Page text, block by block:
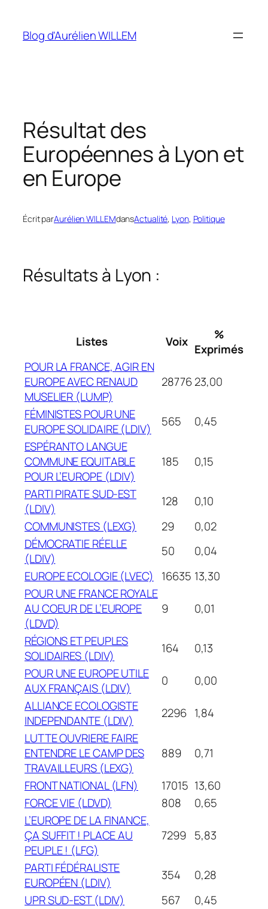
contenu
Blog d'Aurélien WILLEM
Résultat des
Européennes à Lyon et
en Europe
Écrit parAurélien WILLEMdansActualité, Lyon, Politique
Résultats à Lyon :
Listes Voix
%
Exprimés
POUR LA FRANCE, AGIR EN
EUROPE AVEC RENAUD
MUSELIER (LUMP)
28776 23,00
FÉMINISTES POUR UNE
EUROPE SOLIDAIRE (LDIV)
565
0,45
ESPÉRANTO LANGUE
COMMUNE EQUITABLE
POUR L’EUROPE (LDIV)
185 0,15
PARTI PIRATE SUD-EST
(LDIV)
128
0,10
COMMUNISTES (LEXG)
29
0,02
DÉMOCRATIE RÉELLE
(LDIV)
50
0,04
EUROPE ECOLOGIE (LVEC)
16635 13,30
POUR UNE FRANCE ROYALE
AU COEUR DE L’EUROPE
(LDVD)
9 0,01
RÉGIONS ET PEUPLES
SOLIDAIRES (LDIV)
164
0,13
POUR UNE EUROPE UTILE
AUX FRANÇAIS (LDIV)
0
0,00
ALLIANCE ECOLOGISTE
INDEPENDANTE (LDIV)
2296 1,84
LUTTE OUVRIERE FAIRE
ENTENDRE LE CAMP DES
TRAVAILLEURS (LEXG)
889 0,71
FRONT NATIONAL (LFN) 17015 13,60
FORCE VIE (LDVD)
808
0,65
L’EUROPE DE LA FINANCE,
ÇA SUFFIT ! PLACE AU
PEUPLE ! (LFG)
7299 5,83
PARTI FÉDÉRALISTE
EUROPÉEN (LDIV)
354
0,28
UPR SUD-EST (LDIV)
567
0,45